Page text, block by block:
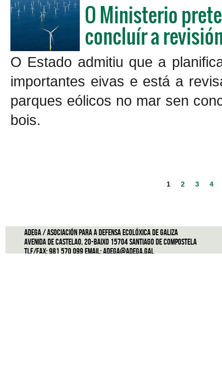
O Ministerio
concluír a
O Estado admitiu que a
importantes eivas e está a
parques eólicos no mar sen
bois.
1 2 3 4
ADEGA / Asociación para a defensa ecolóxica de Galiza
Avenida de Castelao, 20-Baixo 15704 Santiago de Compostela
Tlf/Fax: 981 570 099 Email:adega@adega.gal